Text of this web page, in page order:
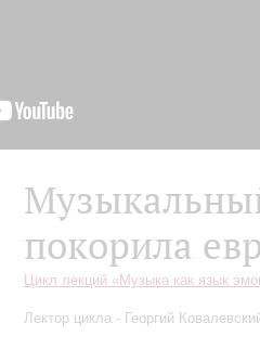
покорила
Цикл лекций «Музыка как язык
Лектор цикла - Георгий